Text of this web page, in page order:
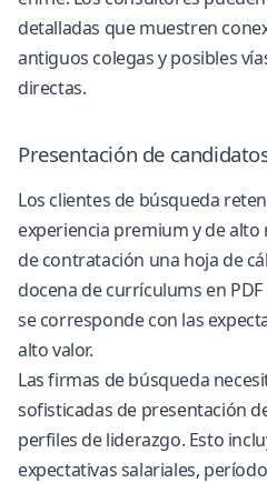
detalladas que muestren
antiguos colegas y posibles
directas.
Presentación de
Los clientes de búsqueda
experiencia premium y de alto
de contratación una hoja de
docena de currículums en
se corresponde con las
alto valor.
Las firmas de búsqueda
sofisticadas de presentación
perfiles de liderazgo. Esto
expectativas salariales,